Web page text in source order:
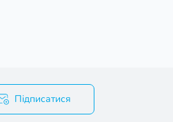
Підписатися